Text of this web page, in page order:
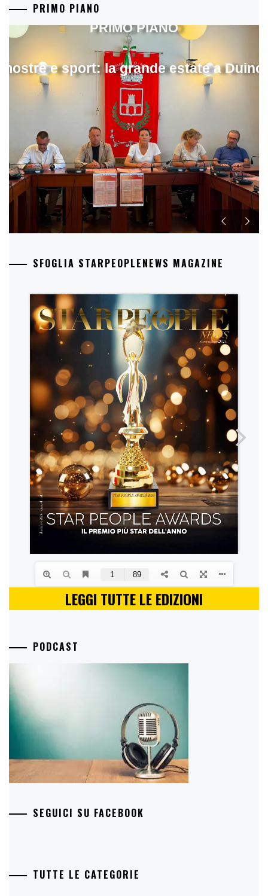
PRIMO PIANO
e sport: la grande estate a
PRIMO PIANO
SFOGLIA STARPEOPLENEWS MAGAZINE
LEGGI TUTTE LE EDIZIONI
PODCAST
SEGUICI SU FACEBOOK
TUTTE LE CATEGORIE